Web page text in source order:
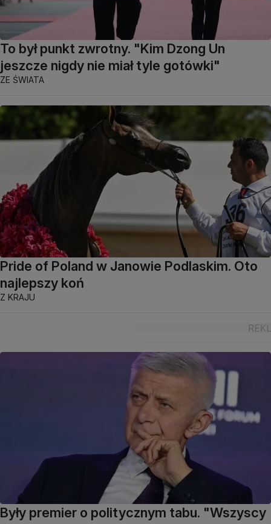
To był punkt zwrotny. "Kim Dzong Un
jeszcze nigdy nie miał tyle gotówki"
ZE ŚWIATA
Pride of Poland w Janowie Podlaskim. Oto
najlepszy koń
Z KRAJU
Były premier o politycznym tabu. "Wszyscy